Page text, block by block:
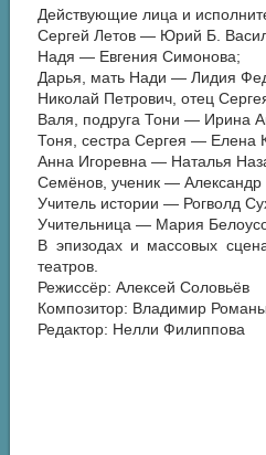
Действующие лица и
Сергей Летов — Юрий Б.
Надя — Евгения Симонова;
Дарья, мать Нади — Лидия
Николай Петрович, отец
Валя, подруга Тони — Ирина
Тоня, сестра Сергея — Елена
Анна Игоревна — Наталья
Семёнов, ученик — Александр
Учитель истории — Рогволд
Учительница — Мария
В эпизодах и массовых
театров.
Режиссёр: Алексей Соловьёв
Композитор: Владимир
Редактор: Нелли Филиппова